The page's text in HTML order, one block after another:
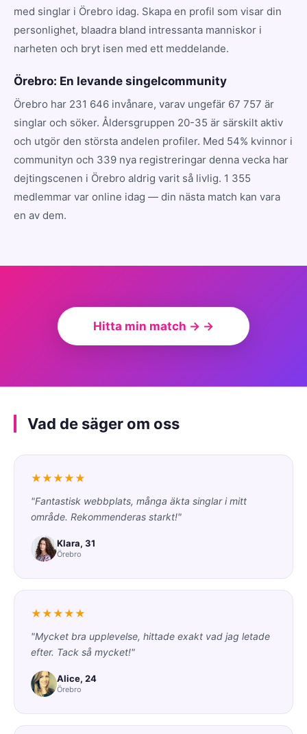
med singlar i Örebro idag. Skapa en profil som visar din
personlighet, blaadra bland intressanta manniskor i
narheten och bryt isen med ett meddelande.
Örebro: En levande singelcommunity
Örebro har 231 646 invånare, varav ungefär 67 757 är
singlar och söker. Åldersgruppen 20-35 är särskilt aktiv
och utgör den största andelen profiler. Med 54% kvinnor i
communityn och 339 nya registreringar denna vecka har
dejtingscenen i Örebro aldrig varit så livlig. 1 355
medlemmar var online idag — din nästa match kan vara
en av dem.
Hitta min match → →
Vad de säger om oss
★★★★★
"Fantastisk webbplats, många äkta singlar i mitt
område. Rekommenderas starkt!"
Klara, 31
Örebro
★★★★★
"Mycket bra upplevelse, hittade exakt vad jag letade
efter. Tack så mycket!"
Alice, 24
Örebro